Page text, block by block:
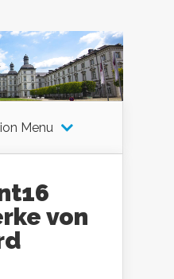
Menu
von